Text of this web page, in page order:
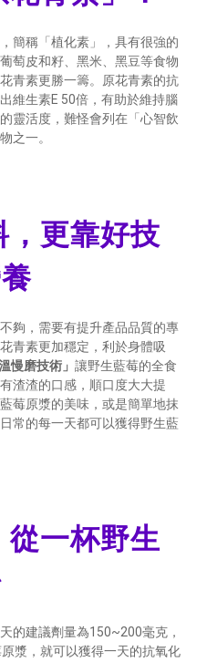
簡稱「植化素」，具有很強的
萄皮和籽、黑米、黑豆等食物
青素更勝一籌。原花青素的抗
維生素E 50倍，有助於維持腦
靈活度，難怪會列在「心智飲
之一。
，更靠好技
夠，需要有提升產品品質的專
青素更加穩定，利於身體吸
慢磨技術」 讓野生藍莓的全食
渣渣的口感，順口度大大提
莓原漿的美味，或是簡單地抹
常的每一天都可以獲得野生藍
從一杯野生
的建議劑量為150~200毫克，
漿，就可以獲得一天的抗氧化